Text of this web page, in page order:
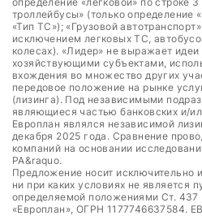
троллейбусы» (только определение
«Тип ТС»); «Грузовой
исключением легковых ТС,
колесах). «Лидер» не выражает
хозяйствующими субъектами,
вхождения во множество других
передовое положение на рынке
(лизинга). Под независимыми
являющиеся частью банковских и/
Европлан являлся независимой
декабря 2025 года. Сравнение
компаний на основании
РА&raquo.
Предложение носит исключительно
ни при каких условиях не является
определяемой положениями Ст.
«Европлан», ОГРН 1177746637584.